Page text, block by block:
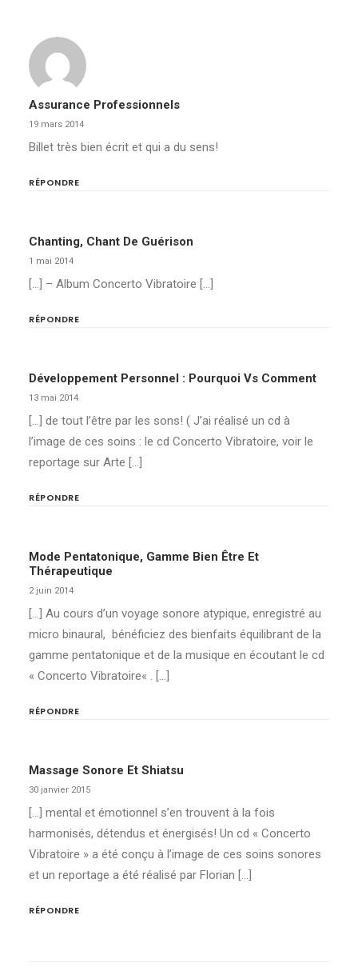
Assurance Professionnels
19 mars 2014
Billet très bien écrit et qui a du sens!
RÉPONDRE
Chanting, Chant De Guérison
1 mai 2014
[…] – Album Concerto Vibratoire […]
RÉPONDRE
Développement Personnel : Pourquoi Vs Comment
13 mai 2014
[…] de tout l’être par les sons! ( J’ai réalisé un cd à
l’image de ces soins : le cd Concerto Vibratoire, voir le
reportage sur Arte […]
RÉPONDRE
Mode Pentatonique, Gamme Bien Être Et
Thérapeutique
2 juin 2014
[…] Au cours d’un voyage sonore atypique, enregistré au
micro binaural, bénéficiez des bienfaits équilibrant de la
gamme pentatonique et de la musique en écoutant le cd
« Concerto Vibratoire« . […]
RÉPONDRE
Massage Sonore Et Shiatsu
30 janvier 2015
[…] mental et émotionnel s’en trouvent à la fois
harmonisés, détendus et énergisés! Un cd « Concerto
Vibratoire » a été conçu à l’image de ces soins sonores
et un reportage a été réalisé par Florian […]
RÉPONDRE